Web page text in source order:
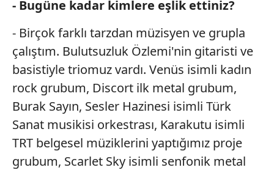
- Bugüne kadar kimlere eşlik ettiniz?
- Birçok farklı tarzdan müzisyen ve grupla
çalıştım. Bulutsuzluk Özlemi'nin gitaristi ve
basistiyle triomuz vardı. Venüs isimli kadın
rock grubum, Discort ilk metal grubum,
Burak Sayın, Sesler Hazinesi isimli Türk
Sanat musikisi orkestrası, Karakutu isimli
TRT belgesel müziklerini yaptığımız proje
grubum, Scarlet Sky isimli senfonik metal